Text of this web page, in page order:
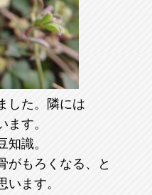
した。隣には
ます。
識。
がもろくなる、と
ます。